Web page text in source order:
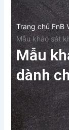
Trang chủ FnB
Mẫu khảo sát
Mẫu
dành